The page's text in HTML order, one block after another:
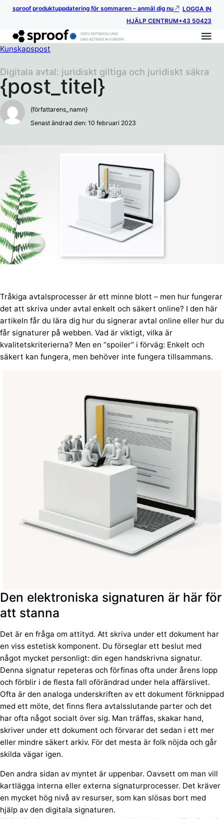
sproof produktuppdatering för sommaren – anmäl dig nu
LOGGA IN
HJÄLP CENTRUM+43 50423
Kunskapspost
{post_titel}
Digitala avtal: juridiskt giltiga och juridiskt säkra
{författarens_namn}
Senast ändrad den: 10 februari 2023
Tråkiga avtalsprocesser är ett minne blott – men hur fungerar
det att skriva under avtal enkelt och säkert online? I den här
artikeln får du lära dig hur du signerar avtal online eller hur du
får signaturer på webben. Vad är viktigt, vilka är
kvalitetskriterierna? Men en “spoiler” i förväg: Enkelt och
säkert kan fungera, men behöver inte fungera tillsammans.
Den elektroniska signaturen är här för
att stanna
Det är en fråga om attityd. Att skriva under ett dokument har
en viss estetisk komponent. Du förseglar ett beslut med
något mycket personligt: din egen handskrivna signatur.
Denna signatur repeteras och förfinas ofta under årens lopp
och förblir i de flesta fall oförändrad under hela affärslivet.
Ofta är den analoga underskriften av ett dokument förknippad
med ett möte, det finns flera avtalsslutande parter och det
har ofta något socialt över sig. Man träffas, skakar hand,
skriver under ett dokument och förvarar det sedan i ett mer
eller mindre säkert arkiv. För det mesta är folk nöjda och går
skilda vägar igen.
Den andra sidan av myntet är uppenbar. Oavsett om man vill
kartlägga interna eller externa signaturprocesser. Det kräver
en mycket hög nivå av resurser, som kan slösas bort med
hjälp av den digitala signaturen.